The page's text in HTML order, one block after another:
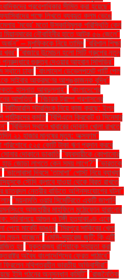
প্রবেশাধিকার সীমিত করা হয়েছে"
পক্ষে লিখতে ব্যবহৃত কলম ভেঙে
‘মবের’ মতো উসকানিমূলক পরিস্থিতি কেন
মিয়ানমারের নৌবাহিনীর হাতে আটক ৫৬ জেলে"
অর্জন" – মুশফিককে নিয়ে তামিম "বরিশাল শিক্ষা
খবর" "বাজারে উন্মোচন হলো সিটি গ্রুপের নতুন
পুনরুদ্ধারে গুরুত্ব দেওয়ার আহ্বান সিপিডির"
স্থানে ঢাকা "বাংলাদেশ ডেভেলপমেন্ট পার্টি পেল
সাইবার আক্রমণের আশঙ্কাজনক বৃদ্ধি"
হাসনাত আবদুল্লাহ" "বাংলাদেশের
আপত্তি" "বিচারক ট্রাম্প প্রশাসনের
"বিটিআরসি স্টারলিংক নিয়ে কাজ করছে: ইলন
পর্যটকদের কমতি "বিপিএলে ক্রিকেট ও সিনেমার
"বিভিন্ন স্থানে খাবারের দোকান খোলা রাখতে
২১ হাজার মানুষের মৃত্যু: অক্সফাম"
পরিশোধে ৫২৫ কোটি টাকা ঋণ প্রদান করবে
দোকানে ডাকাতি "ব্যবসায়ীকে কোপানোর
হাড় জোড়া লাগতে কেন সময় লাগে?" "ভারতকে
"ভালোবাসা দিবসে ‘তামাশা’ পোস্ট নিয়ে ব্যাখ্যা
সৌদি ক্লাবে যাওয়া থেকে বিরত রাখতে
নেত্রীর বাড়িতে অগ্নিসংযোগের ঘটনা"
"ময়নামতি ওয়ার সিমেট্রিতে একটি জাপানি
আজহারীর মাহফিলে মুঠোফোন হারানোর
সচিবালয়ে আগুন ও টঙ্গী হত্যাকাণ্ড একে
পেয়ে মার্কেট ভাঙচুর "মিরপুরে সাকিবের খেলা
লন্ডন যাচ্ছেন" "মেসি-সুয়ারেজ জুটি: কি এটি
হয় "যুক্তরাজ্য রাশিয়াকে সহায়তা করা
অবৈধ বাংলাদেশিদের ফেরত পাঠাবে"
ফিরলেন নথিপত্রহীন ভারতীয় অভিবাসীরা"
ইসি গঠনের অনুসন্ধান কমিটি" "রাজনৈতিক